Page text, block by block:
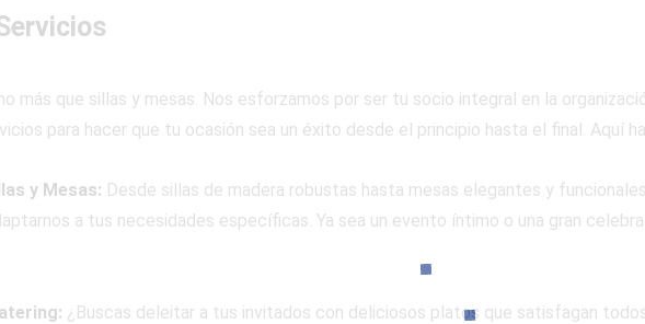
más que sillas y mesas. Nos esforzamos por ser tu socio integral en la
para hacer que tu ocasión sea un éxito desde el principio hasta el final. Aquí
y Mesas: Desde sillas de madera robustas hasta mesas elegantes y
a tus necesidades específicas. Ya sea un evento íntimo o una gran
¿Buscas deleitar a tus invitados con deliciosos platos que satisfagan